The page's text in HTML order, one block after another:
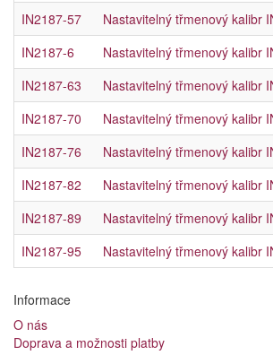
IN2187-57
Nastavitelný třmenový kalibr
IN2187-6
Nastavitelný třmenový kalibr
IN2187-63
Nastavitelný třmenový kalibr
IN2187-70
Nastavitelný třmenový kalibr
IN2187-76
Nastavitelný třmenový kalibr
IN2187-82
Nastavitelný třmenový kalibr
IN2187-89
Nastavitelný třmenový kalibr
IN2187-95
Nastavitelný třmenový kalibr
Informace
O nás
Doprava a možnosti platby